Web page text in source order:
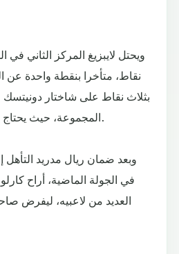
ويحتل لايبزيغ المركز الثاني
نقاط، متأخرا بنقطة واحدة عن
بثلاث نقاط على شاختار
المجموعة، حيث يحتاج إلى التعادل فقط للتأهل.
وبعد ضمان ريال مدريد التأهل
في الجولة الماضية، أراح
العديد من لاعبيه، ليفرض